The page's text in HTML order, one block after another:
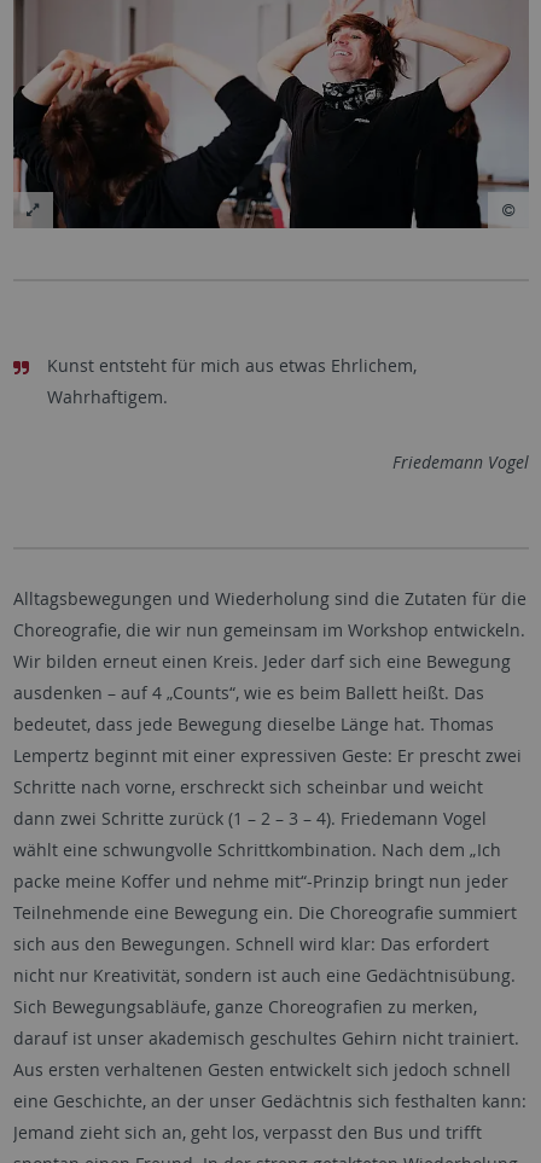
Kunst entsteht für mich aus etwas Ehrlichem,
Wahrhaftigem.
Friedemann Vogel
Alltagsbewegungen und Wiederholung sind die Zutaten für die
Choreografie, die wir nun gemeinsam im Workshop entwickeln.
Wir bilden erneut einen Kreis. Jeder darf sich eine Bewegung
ausdenken – auf 4 „Counts“, wie es beim Ballett heißt. Das
bedeutet, dass jede Bewegung dieselbe Länge hat. Thomas
Lempertz beginnt mit einer expressiven Geste: Er prescht zwei
Schritte nach vorne, erschreckt sich scheinbar und weicht
dann zwei Schritte zurück (1 – 2 – 3 – 4). Friedemann Vogel
wählt eine schwungvolle Schrittkombination. Nach dem „Ich
packe meine Koffer und nehme mit“-Prinzip bringt nun jeder
Teilnehmende eine Bewegung ein. Die Choreografie summiert
sich aus den Bewegungen. Schnell wird klar: Das erfordert
nicht nur Kreativität, sondern ist auch eine Gedächtnisübung.
Sich Bewegungsabläufe, ganze Choreografien zu merken,
darauf ist unser akademisch geschultes Gehirn nicht trainiert.
Aus ersten verhaltenen Gesten entwickelt sich jedoch schnell
eine Geschichte, an der unser Gedächtnis sich festhalten kann:
Jemand zieht sich an, geht los, verpasst den Bus und trifft